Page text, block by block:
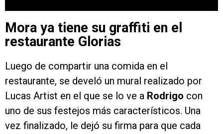
Mora ya tiene su graffiti en el
restaurante Glorias
Luego de compartir una comida en el
restaurante, se develó un mural realizado por
Lucas Artist en el que se lo ve a Rodrigo con
uno de sus festejos más característicos. Una
vez finalizado, le dejó su firma para que cada